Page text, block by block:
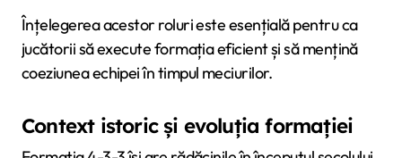
Înțelegerea acestor roluri este esențială pentru ca
jucătorii să execute formația eficient și să mențină
coeziunea echipei în timpul meciurilor.
Context istoric și evoluția formației